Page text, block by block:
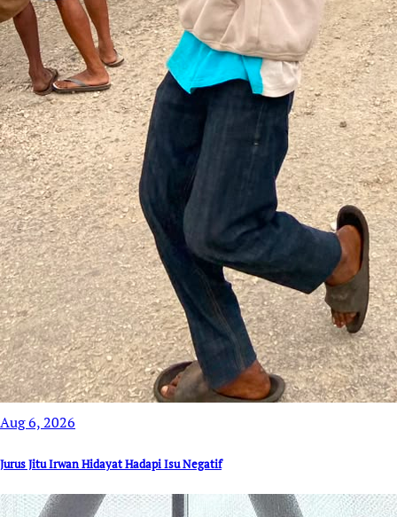
Aug 6, 2026
Jurus Jitu Irwan Hidayat Hadapi Isu Negatif